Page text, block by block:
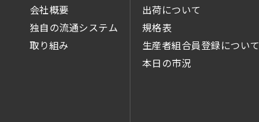
会社概要
独自の流通システム
取り組み
出荷について
規格表
生産者組合員登録について
本日の市況